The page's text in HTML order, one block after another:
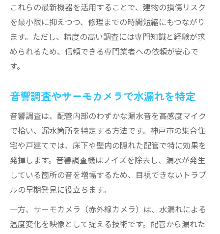
これらの最新機器を活用することで、建物の損傷リスク
を最小限に抑えつつ、修理までの時間短縮にもつながり
ます。ただし、精度の高い調査には専門知識と経験が求
められるため、信頼できる専門業者への依頼が安心で
す。
音響調査やサーモカメラで水漏れを特定
音響調査は、配管内部のわずかな漏水音を高感度マイク
で拾い、漏水箇所を特定する方法です。神戸市の集合住
宅や戸建てでは、床下や壁内の隠れた配管で特に効果を
発揮します。音響調査機はノイズを除去し、漏水が発生
している箇所の音を増幅するため、目視できないトラブ
ルの早期発見に役立ちます。
一方、サーモカメラ（赤外線カメラ）は、水漏れによる
温度変化を映像として捉える技術です。配管から漏れた